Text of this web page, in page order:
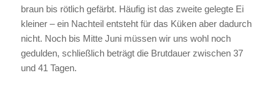
braun bis rötlich gefärbt. Häufig ist das zweite gelegte Ei
kleiner – ein Nachteil entsteht für das Küken aber dadurch
nicht. Noch bis Mitte Juni müssen wir uns wohl noch
gedulden, schließlich beträgt die Brutdauer zwischen 37
und 41 Tagen.